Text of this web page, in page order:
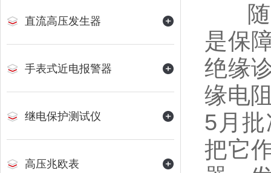
直流高压发生器
手表式近电报警器
继电保护测试仪
高压兆欧表
随
是保
绝缘
缘电
5月
把它